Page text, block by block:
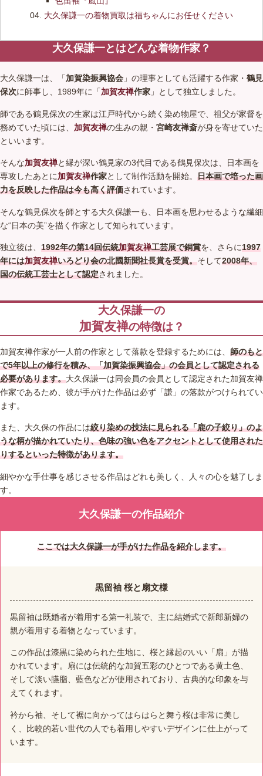
大久保謙一の着物買取は福ちゃんにお任せください
大久保謙一とはどんな着物作家？
大久保謙一は、「加賀染振興協会 」の理事としても活躍する作家・ 鶴見
保次に師事し、1989年に「加賀友禅作家 」として独立しました。
師である鶴見保次の生家は江戸時代から続く染め物屋で、祖父が家督を
務めていた頃には、 加賀友禅の生みの親・ 宮崎友禅斎が身を寄せていた
といいます。
そんな加賀友禅と縁が深い鶴見家の3代目である鶴見保次は、日本画を
専攻したあとに加賀友禅作家として制作活動を開始。 日本画で培った画
力を反映した作品は今も高く評価されています。
そんな鶴見保次を師とする大久保謙一も、日本画を思わせるような繊細
な“日本の美”を描く作家として知られています。
独立後は、 1992年の第14回伝統加賀友禅工芸展で銅賞を、さらに1997
年には加賀友禅いろどり会の北國新聞社長賞を受賞。そして2008年、
国の伝統工芸士として認定されました。
大久保謙一の
加賀友禅の特徴は？
加賀友禅作家が一人前の作家として落款を登録するためには、 師のもと
で5年以上の修行を積み、「加賀染振興協会」の会員として認定される
必要があります。大久保謙一は同会員の会員として認定された加賀友禅
作家であるため、彼が手がけた作品は必ず「謙」の落款がつけられてい
ます。
また、大久保の作品には絞り染めの技法に見られる「鹿の子絞り」のよ
うな柄が描かれていたり、色味の強い色をアクセントとして使用された
りするといった特徴があります。
細やかな手仕事を感じさせる作品はどれも美しく、人々の心を魅了しま
す。
大久保謙一の作品紹介
ここでは大久保謙一が手がけた作品を紹介します。
黒留袖 桜と扇文様
黒留袖は既婚者が着用する第一礼装で、主に結婚式で新郎新婦の
親が着用する着物となっています。
この作品は漆黒に染められた生地に、桜と縁起のいい「扇」が描
かれています。扇には伝統的な加賀五彩のひとつである黄土色、
そして淡い臙脂、藍色などが使用されており、古典的な印象を与
えてくれます。
衿から袖、そして裾に向かってはらはらと舞う桜は非常に美し
く、比較的若い世代の人でも着用しやすいデザインに仕上がって
います。